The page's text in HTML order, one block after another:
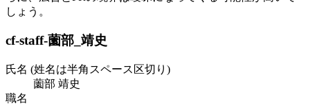
しょう。
cf-staff-薗部_靖史
氏名 (姓名は半角スペース区切り)
薗部 靖史
職名